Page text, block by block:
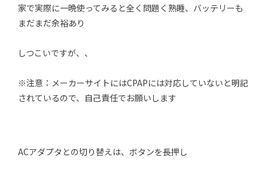
家で実際に一晩使ってみると全く問題く熟睡、バッテリーも
まだまだ余裕あり
しつこいですが、、
※注意：メーカーサイトにはCPAPには対応していないと明記
されているので、自己責任でお願いします
ACアダプタとの切り替えは、ボタンを長押し